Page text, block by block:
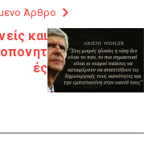
Άρθρο
και
ές